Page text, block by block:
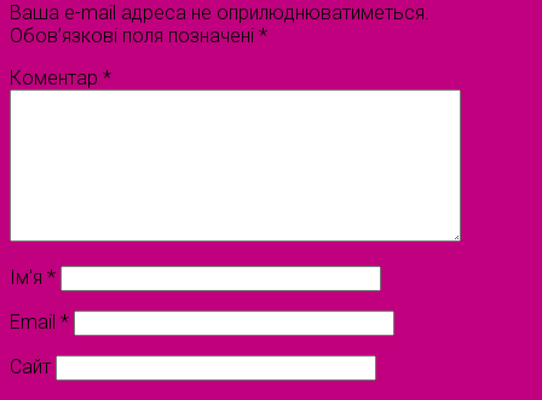
Ваша e-mail адреса не оприлюднюватиметься.
Обов’язкові поля позначені *
Коментар *
Ім'я *
Email *
Сайт